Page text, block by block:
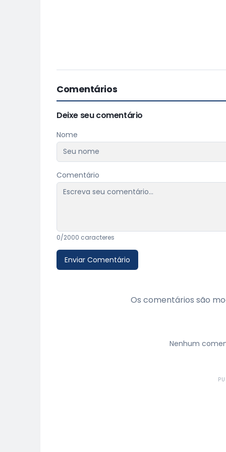
Comentários
Deixe seu comentário
Nome
Comentário
0/2000 caracteres
Enviar Comentário
Os comentários são
Nenhum